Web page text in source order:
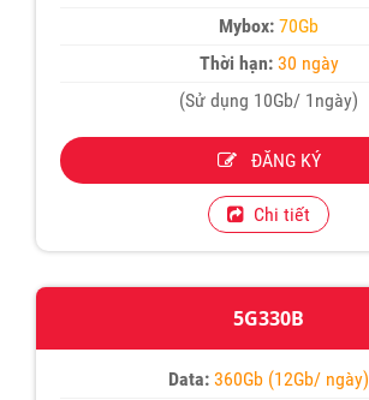
Mybox: 70Gb
Thời hạn:30 ngày
(Sử dụng 10Gb/ 1ngày)
ĐĂNG KÝ
Chi tiết
5G330B
Data: 360Gb (12Gb/ ngày)